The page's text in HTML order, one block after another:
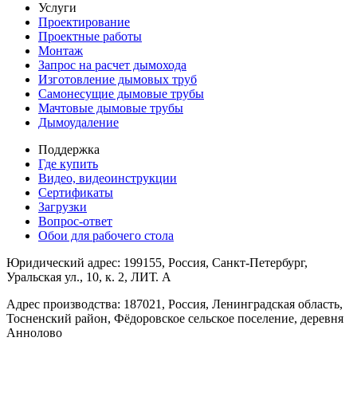
Услуги
Проектирование
Проектные работы
Монтаж
Запрос на расчет дымохода
Изготовление дымовых труб
Самонесущие дымовые трубы
Мачтовые дымовые трубы
Дымоудаление
Поддержка
Где купить
Видео, видеоинструкции
Сертификаты
Загрузки
Вопрос-ответ
Обои для рабочего стола
Юридический адрес: 199155, Россия, Санкт-Петербург,
Уральская ул., 10, к. 2, ЛИТ. А
Адрес производства: 187021, Россия, Ленинградская область,
Тосненский район, Фёдоровское сельское поселение, деревня
Аннолово